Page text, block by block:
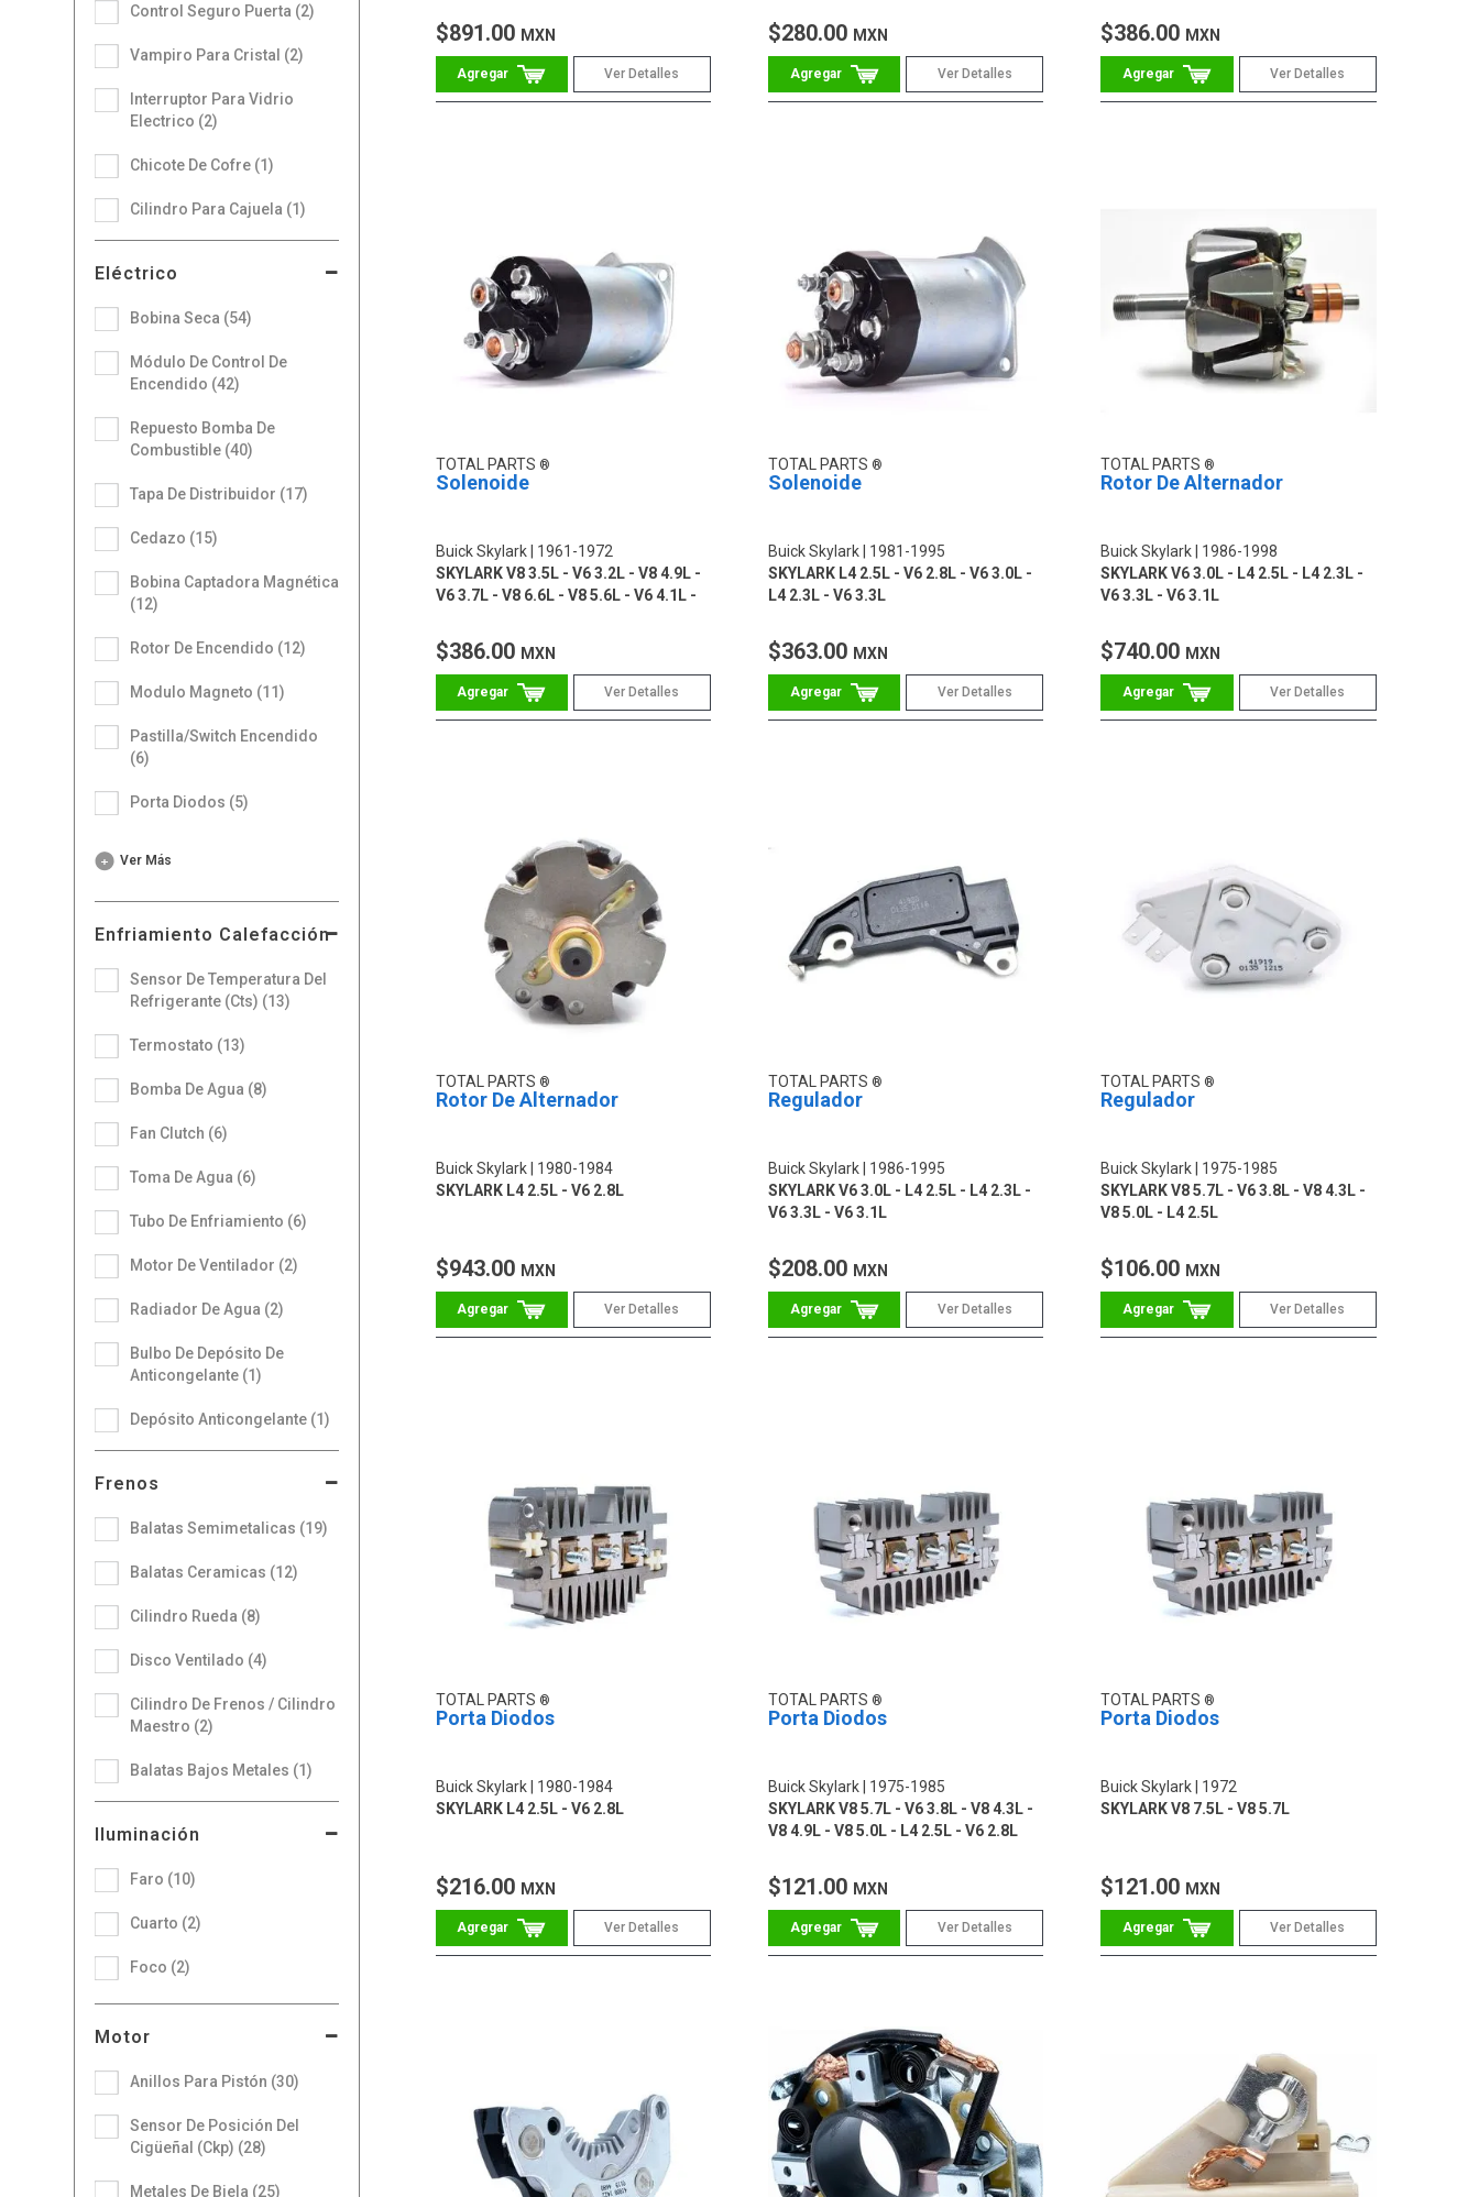
Control Seguro Puerta (2)
Vampiro Para Cristal (2)
Interruptor Para Vidrio
Electrico (2)
Chicote De Cofre (1)
Cilindro Para Cajuela (1)
Eléctrico
Bobina Seca (54)
Módulo De Control De
Encendido (42)
Repuesto Bomba De
Combustible (40)
Tapa De Distribuidor (17)
Cedazo (15)
Bobina Captadora Magnética
(12)
Rotor De Encendido (12)
Modulo Magneto (11)
Pastilla/Switch Encendido
(6)
Porta Diodos (5)
Ver Más
Enfriamiento Calefacción
Sensor De Temperatura Del
Refrigerante (Cts) (13)
Termostato (13)
Bomba De Agua (8)
Fan Clutch (6)
Toma De Agua (6)
Tubo De Enfriamiento (6)
Motor De Ventilador (2)
Radiador De Agua (2)
Bulbo De Depósito De
Anticongelante (1)
Depósito Anticongelante (1)
Frenos
Balatas Semimetalicas (19)
Balatas Ceramicas (12)
Cilindro Rueda (8)
Disco Ventilado (4)
Cilindro De Frenos / Cilindro
Maestro (2)
Balatas Bajos Metales (1)
Iluminación
Faro (10)
Cuarto (2)
Foco (2)
Motor
Anillos Para Pistón (30)
Sensor De Posición Del
Cigüeñal (Ckp) (28)
Metales De Biela (25)
$891.00 MXN
Ver Detalles
$280.00 MXN
Ver Detalles
$386.00 MXN
Ver Detalles
TOTAL PARTS
Solenoide
Buick Skylark
1961-1972
SKYLARK V8 3.5L - V6 3.2L - V8 4.9L -
V6 3.7L - V8 6.6L - V8 5.6L - V6 4.1L -
$386.00 MXN
Ver Detalles
TOTAL PARTS
Solenoide
Buick Skylark
1981-1995
SKYLARK L4 2.5L - V6 2.8L - V6 3.0L -
L4 2.3L - V6 3.3L
$363.00 MXN
Ver Detalles
TOTAL PARTS
Rotor De Alternador
Buick Skylark
1986-1998
SKYLARK V6 3.0L - L4 2.5L - L4 2.3L -
V6 3.3L - V6 3.1L
$740.00 MXN
Ver Detalles
TOTAL PARTS
Rotor De Alternador
Buick Skylark
1980-1984
SKYLARK L4 2.5L - V6 2.8L
$943.00 MXN
Ver Detalles
TOTAL PARTS
Regulador
Buick Skylark
1986-1995
SKYLARK V6 3.0L - L4 2.5L - L4 2.3L -
V6 3.3L - V6 3.1L
$208.00 MXN
Ver Detalles
TOTAL PARTS
Regulador
Buick Skylark
1975-1985
SKYLARK V8 5.7L - V6 3.8L - V8 4.3L -
V8 5.0L - L4 2.5L
$106.00 MXN
Ver Detalles
TOTAL PARTS
Porta Diodos
Buick Skylark
1980-1984
SKYLARK L4 2.5L - V6 2.8L
$216.00 MXN
Ver Detalles
TOTAL PARTS
Porta Diodos
Buick Skylark
1975-1985
SKYLARK V8 5.7L - V6 3.8L - V8 4.3L -
V8 4.9L - V8 5.0L - L4 2.5L - V6 2.8L
$121.00 MXN
Ver Detalles
TOTAL PARTS
Porta Diodos
Buick Skylark
1972
SKYLARK V8 7.5L - V8 5.7L
$121.00 MXN
Ver Detalles